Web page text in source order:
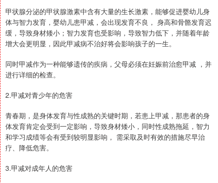
甲状腺分泌的甲状腺激素中含有大量的生长激素，能够促进婴幼儿身
体与智力发育，婴幼儿患甲减，会出现发育不良， 身高和骨骼发育迟
缓，导致身材矮小；智力发育也受影响，导致智力低下，并随着年龄
增大会更明显，因此甲减病不治好将会影响孩子的一生。
同时甲减作为一种能够遗传的疾病，父母必须在妊娠前治愈甲减 ，并
进行详细的检查。
2.甲减对青少年的危害
青春期，是身体发育与性成熟的关键时期，若患上甲减，那患者的身
体发育肯定会受到一定影响，导致身材矮小，同时性成熟拖延，智力
和学习成绩等会有受到较明显影响， 需采取及时有效的措施尽早治
疗、降低危害。
3.甲减对成年人的危害